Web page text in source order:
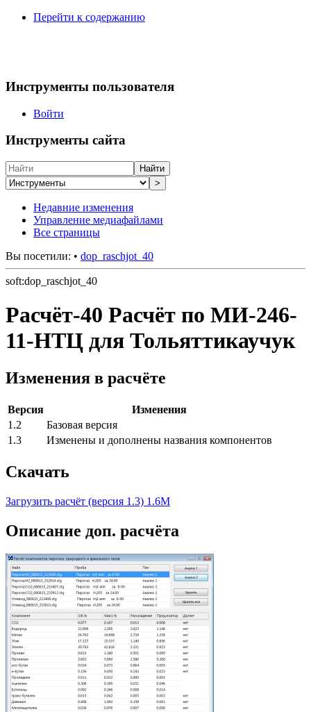
Перейти к содержанию
Инструменты пользователя
Войти
Инструменты сайта
Найти
>
Недавние изменения
Управление медиафайлами
Все страницы
Вы посетили: • dop_raschjot_40
soft:dop_raschjot_40
Расчёт-40 Расчёт по МИ-246-
11-НТЦ для Тольяттикаучук
Изменения в расчёте
Версия
Изменения
1.2
Базовая версия
1.3
Изменены и дополнены названия компонентов
Скачать
Загрузить расчёт (версия 1.3) 1.6М
Описание доп. расчёта